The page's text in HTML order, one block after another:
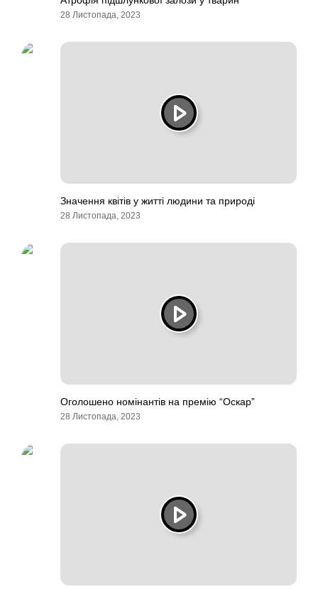
28 Листопада, 2023
Значення квітів у житті людини та природі
28 Листопада, 2023
Оголошено номінантів на премію “Оскар”
28 Листопада, 2023